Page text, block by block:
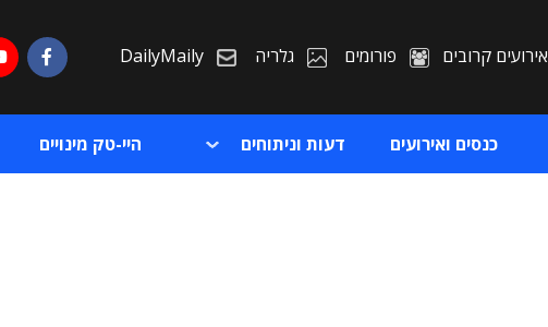
אירועים קרובים פורומים גלריה DailyMaily
כנסים ואירועים דעות וניתוחים היי-טק מינויים